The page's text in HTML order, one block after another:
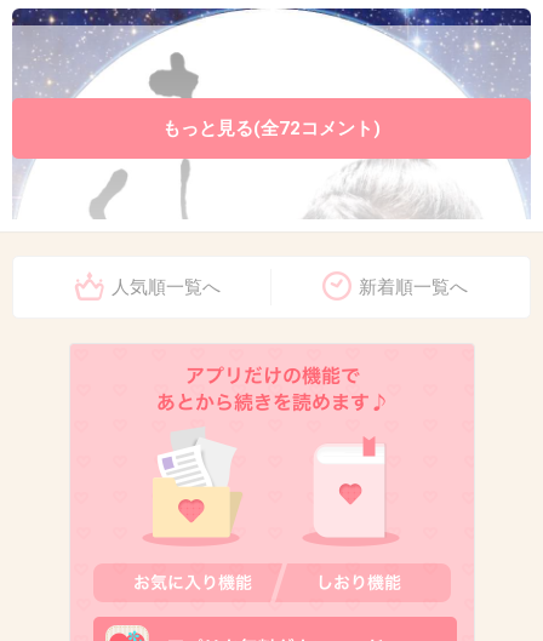
出典：blog-imgs-44.fc2.com
+28
もっと見る(全72コメント)
人気順一覧へ 新着順一覧へ